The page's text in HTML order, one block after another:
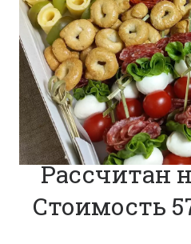
Рассчитан
Стоимость